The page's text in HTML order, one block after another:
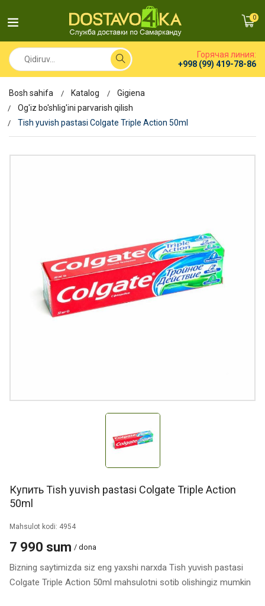
0
Горячая линия:
+998 (99) 419-78-86
Bosh sahifa Katalog
Gigiena
Og'iz bo'shlig'ini parvarish qilish
Tish yuvish pastasi Colgate Triple Action 50ml
Купить Tish yuvish pastasi Colgate Triple Action
50ml
Mahsulot kodi: 4954
7 990 sum / dona
Bizning saytimizda siz eng yaxshi narxda Tish yuvish pastasi
Colgate Triple Action 50ml mahsulotni sotib olishingiz mumkin